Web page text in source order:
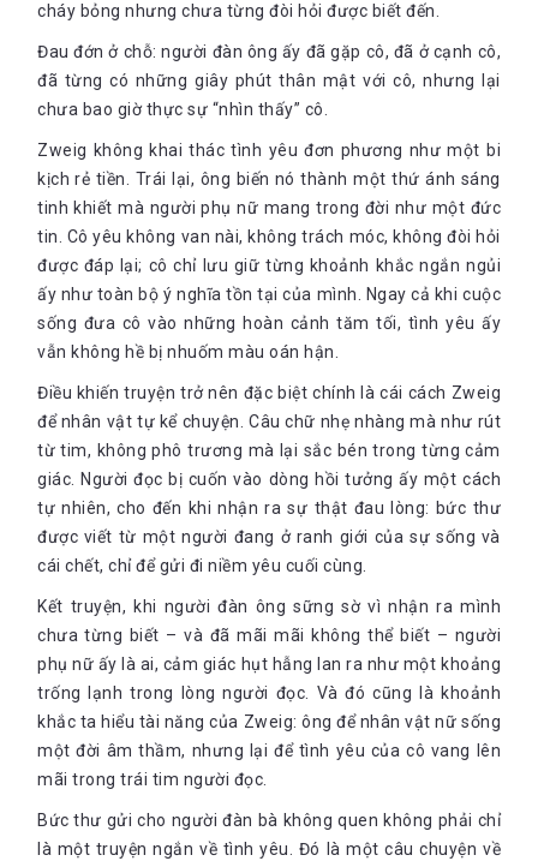
cháy bỏng nhưng chưa từng đòi hỏi được biết đến.
Đau đớn ở chỗ: người đàn ông ấy đã gặp cô, đã ở cạnh cô,
đã từng có những giây phút thân mật với cô, nhưng lại
chưa bao giờ thực sự “nhìn thấy” cô.
Zweig không khai thác tình yêu đơn phương như một bi
kịch rẻ tiền. Trái lại, ông biến nó thành một thứ ánh sáng
tinh khiết mà người phụ nữ mang trong đời như một đức
tin. Cô yêu không van nài, không trách móc, không đòi hỏi
được đáp lại; cô chỉ lưu giữ từng khoảnh khắc ngắn ngủi
ấy như toàn bộ ý nghĩa tồn tại của mình. Ngay cả khi cuộc
sống đưa cô vào những hoàn cảnh tăm tối, tình yêu ấy
vẫn không hề bị nhuốm màu oán hận.
Điều khiến truyện trở nên đặc biệt chính là cái cách Zweig
để nhân vật tự kể chuyện. Câu chữ nhẹ nhàng mà như rút
từ tim, không phô trương mà lại sắc bén trong từng cảm
giác. Người đọc bị cuốn vào dòng hồi tưởng ấy một cách
tự nhiên, cho đến khi nhận ra sự thật đau lòng: bức thư
được viết từ một người đang ở ranh giới của sự sống và
cái chết, chỉ để gửi đi niềm yêu cuối cùng.
Kết truyện, khi người đàn ông sững sờ vì nhận ra mình
chưa từng biết – và đã mãi mãi không thể biết – người
phụ nữ ấy là ai, cảm giác hụt hẫng lan ra như một khoảng
trống lạnh trong lòng người đọc. Và đó cũng là khoảnh
khắc ta hiểu tài năng của Zweig: ông để nhân vật nữ sống
một đời âm thầm, nhưng lại để tình yêu của cô vang lên
mãi trong trái tim người đọc.
Bức thư gửi cho người đàn bà không quen không phải chỉ
là một truyện ngắn về tình yêu. Đó là một câu chuyện về